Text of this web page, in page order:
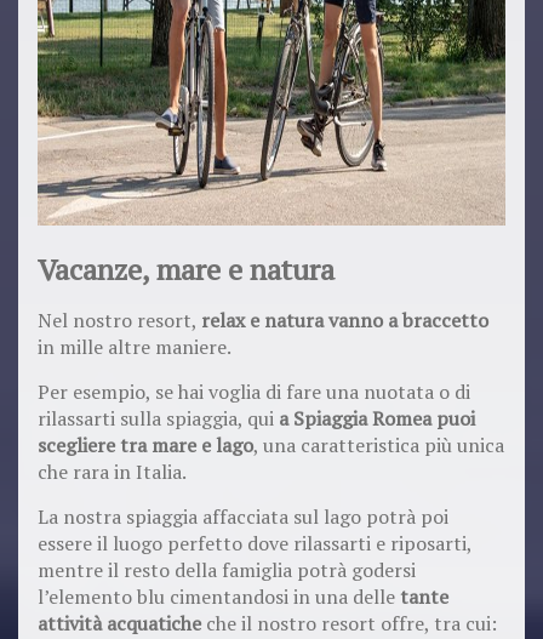
Vacanze, mare e natura
Nel nostro resort, relax e natura vanno a braccetto
in mille altre maniere.
Per esempio, se hai voglia di fare una nuotata o di
rilassarti sulla spiaggia, qui a Spiaggia Romea puoi
scegliere tra mare e lago, una caratteristica più unica
che rara in Italia.
La nostra spiaggia affacciata sul lago potrà poi
essere il luogo perfetto dove rilassarti e riposarti,
mentre il resto della famiglia potrà godersi
l’elemento blu cimentandosi in una delletante
attività acquatiche che il nostro resort offre, tra cui: